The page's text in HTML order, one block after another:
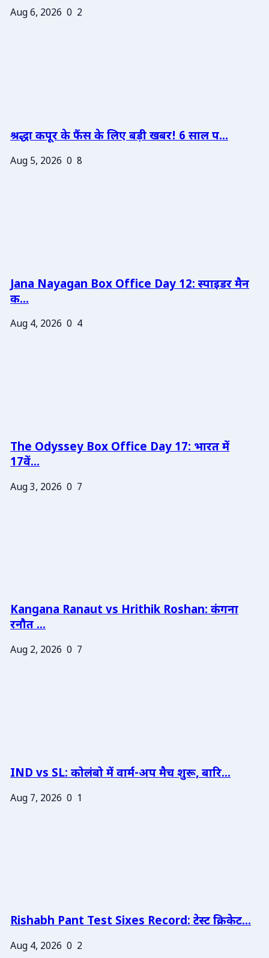
Aug 6, 2026 0 2
श्रद्धा कपूर के फैंस के लिए बड़ी खबर! 6 साल प...
Aug 5, 2026 0 8
Jana Nayagan Box Office Day 12: स्पाइडर मैन
क...
Aug 4, 2026 0 4
The Odyssey Box Office Day 17: भारत में
17वें...
Aug 3, 2026 0 7
Kangana Ranaut vs Hrithik Roshan: कंगना
रनौत ...
Aug 2, 2026 0 7
IND vs SL: कोलंबो में वार्म-अप मैच शुरू, बारि...
Aug 7, 2026 0 1
Rishabh Pant Test Sixes Record: टेस्ट क्रिकेट...
Aug 4, 2026 0 2